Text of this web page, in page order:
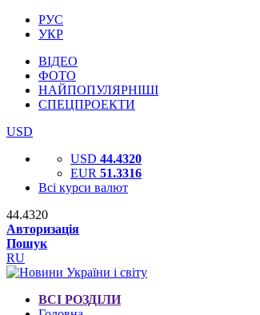
РУС
УКР
ВІДЕО
ФОТО
НАЙПОПУЛЯРНІШІ
СПЕЦПРОЕКТИ
USD
USD 44.4320
EUR 51.3316
Всі курси валют
44.4320
Авторизація
Пошук
RU
ВСІ РОЗДІЛИ